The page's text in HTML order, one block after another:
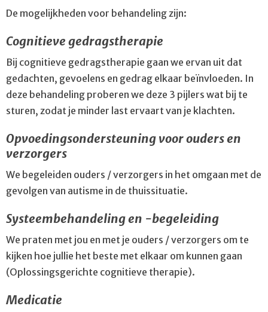
De mogelijkheden voor behandeling zijn:
Cognitieve gedragstherapie
Bij cognitieve gedragstherapie gaan we ervan uit dat
gedachten, gevoelens en gedrag elkaar beïnvloeden. In
deze behandeling proberen we deze 3 pijlers wat bij te
sturen, zodat je minder last ervaart van je klachten.
Opvoedingsondersteuning voor ouders en
verzorgers
We begeleiden ouders / verzorgers in het omgaan met de
gevolgen van autisme in de thuissituatie.
Systeembehandeling en -begeleiding
We praten met jou en met je ouders / verzorgers om te
kijken hoe jullie het beste met elkaar om kunnen gaan
(Oplossingsgerichte cognitieve therapie).
Medicatie